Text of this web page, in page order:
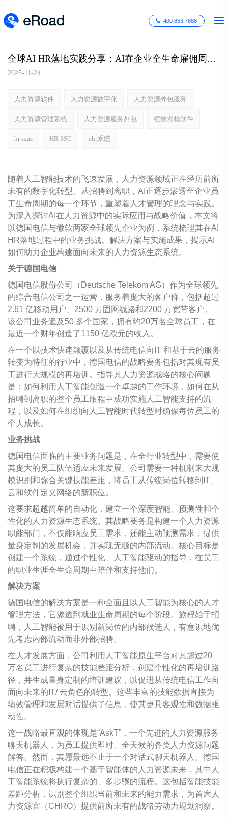
400 853 7888
全球AI HR落地实践分享：AI在企业全生命雇佣周期中的应用案例
2025-11-24
人力资源软件 人力资源数字化 人力资源外包服务
人力资源管理系统 人力资源服务外包 绩效考核软件
hr saas HR SSC ehr系统
随着人工智能技术的飞速发展，人力资源领域正在经历前所
未有的数字化转型。从招聘到离职，AI正逐步渗透至企业员
工生命周期的每一个环节，重塑着人才管理的理念与实践。
为深入探讨AI在人力资源中的实际应用与战略价值，本文将
以德国电信与微软两家全球领先企业为例，系统梳理其在AI
HR落地过程中的业务挑战、解决方案与实施成果，揭示AI
如何助力企业构建面向未来的人力资源生态系统。
关于德国电信
德国电信股份公司（Deutsche Telekom AG）作为全球领先
的综合电信公司之一运营，服务着庞大的客户群，包括超过
2.61 亿移动用户、2500 万固网线路和2200 万宽带客户。
该公司业务遍及50 多个国家，拥有约20万名全球员工，在
最近一个财年创造了1150 亿欧元的收入。
在一个以技术快速颠覆以及从传统电信向IT 和基于云的服务
转变为特征的行业中，德国电信的战略要务包括对其现有员
工进行大规模的再培训。指导其人力资源战略的核心问题
是：如何利用人工智能创造一个卓越的工作环境，如何在从
招聘到离职的整个员工旅程中成功实施人工智能支持的流
程，以及如何在组织向人工智能时代转型时确保每位员工的
个人成长。
业务挑战
德国电信面临的主要业务问题是，在全行业转型中，需要使
其庞大的员工队伍适应未来发展。公司需要一种机制来大规
模识别和弥合关键技能差距，将员工从传统岗位转移到IT、
云和软件定义网络的新职位。
这要求超越简单的自动化，建立一个深度智能、预测性和个
性化的人力资源生态系统。其战略要务是构建一个人力资源
职能部门，不仅能响应员工需求，还能主动预测需求，提供
量身定制的发展机会，并实现无缝的内部流动。核心目标是
创建一个系统，通过个性化、人工智能驱动的指导，在员工
的职业生涯全生命周期中陪伴和支持他们。
解决方案
德国电信的解决方案是一种全面且以人工智能为核心的人才
管理方法，它渗透到就业生命周期的每个阶段。旅程始于招
聘，人工智能被用于识别新岗位的内部候选人，有意识地优
先考虑内部流动而非外部招聘。
在人才发展方面，公司利用人工智能原生平台对其超过20
万名员工进行复杂的技能差距分析，创建个性化的再培训路
径，并生成量身定制的培训建议，以促进从传统电信工作向
面向未来的IT/ 云角色的转型。这些丰富的技能数据直接为
绩效管理和发展对话提供了信息，使其更具客观性和数据驱
动性。
这一战略最直观的体现是“AskT”，一个先进的人力资源服务
聊天机器人，为员工提供即时、全天候的各类人力资源问题
解答。然而，其愿景远不止于一个对话式聊天机器人。德国
电信正在积极构建一个基于智能体的人力资源未来，其中人
工智能系统将执行复杂的、多步骤的流程。这包括智能技能
差距分析，识别整个组织当前和未来的能力需求，为首席人
力资源官（CHRO）提供前所未有的战略劳动力规划洞察。